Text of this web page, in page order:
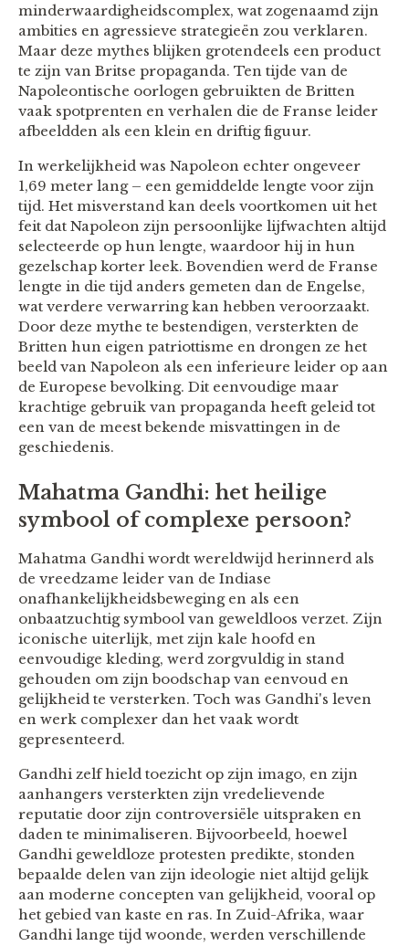
minderwaardigheidscomplex, wat zogenaamd zijn
ambities en agressieve strategieën zou verklaren.
Maar deze mythes blijken grotendeels een product
te zijn van Britse propaganda. Ten tijde van de
Napoleontische oorlogen gebruikten de Britten
vaak spotprenten en verhalen die de Franse leider
afbeeldden als een klein en driftig figuur.
In werkelijkheid was Napoleon echter ongeveer
1,69 meter lang – een gemiddelde lengte voor zijn
tijd. Het misverstand kan deels voortkomen uit het
feit dat Napoleon zijn persoonlijke lijfwachten altijd
selecteerde op hun lengte, waardoor hij in hun
gezelschap korter leek. Bovendien werd de Franse
lengte in die tijd anders gemeten dan de Engelse,
wat verdere verwarring kan hebben veroorzaakt.
Door deze mythe te bestendigen, versterkten de
Britten hun eigen patriottisme en drongen ze het
beeld van Napoleon als een inferieure leider op aan
de Europese bevolking. Dit eenvoudige maar
krachtige gebruik van propaganda heeft geleid tot
een van de meest bekende misvattingen in de
geschiedenis.
Mahatma Gandhi: het heilige
symbool of complexe persoon?
Mahatma Gandhi wordt wereldwijd herinnerd als
de vreedzame leider van de Indiase
onafhankelijkheidsbeweging en als een
onbaatzuchtig symbool van geweldloos verzet. Zijn
iconische uiterlijk, met zijn kale hoofd en
eenvoudige kleding, werd zorgvuldig in stand
gehouden om zijn boodschap van eenvoud en
gelijkheid te versterken. Toch was Gandhi's leven
en werk complexer dan het vaak wordt
gepresenteerd.
Gandhi zelf hield toezicht op zijn imago, en zijn
aanhangers versterkten zijn vredelievende
reputatie door zijn controversiële uitspraken en
daden te minimaliseren. Bijvoorbeeld, hoewel
Gandhi geweldloze protesten predikte, stonden
bepaalde delen van zijn ideologie niet altijd gelijk
aan moderne concepten van gelijkheid, vooral op
het gebied van kaste en ras. In Zuid-Afrika, waar
Gandhi lange tijd woonde, werden verschillende